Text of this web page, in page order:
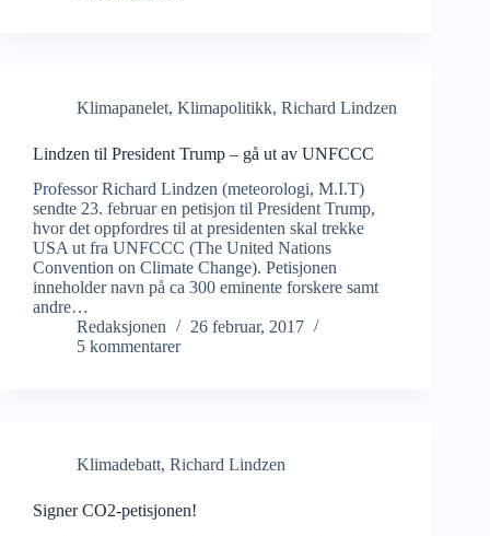
Klimapanelet, Klimapolitikk, Richard Lindzen
Lindzen til President Trump – gå ut av UNFCCC
Professor Richard Lindzen (meteorologi, M.I.T)
sendte 23. februar en petisjon til President Trump,
hvor det oppfordres til at presidenten skal trekke
USA ut fra UNFCCC (The United Nations
Convention on Climate Change). Petisjonen
inneholder navn på ca 300 eminente forskere samt
andre…
Redaksjonen
26 februar, 2017
5 kommentarer
Klimadebatt, Richard Lindzen
Signer CO2-petisjonen!